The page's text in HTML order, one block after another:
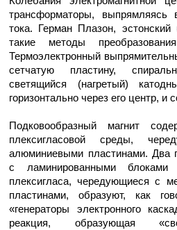
трансформаторы, выпрямляясь
тока. Герман Плазон, эстонский
такие методы
Термоэлектронный
сетчатую пластину,
светящийся (нагретый)
горизонтально через его центр, и
Подковообразный магнит
плексигласовой среды,
алюминиевыми пластинами. Два
с ламинированными блоками
плексигласа, чередующиеся с
пластинами, образуют, как
«генераторы электронного
реакция, образующая